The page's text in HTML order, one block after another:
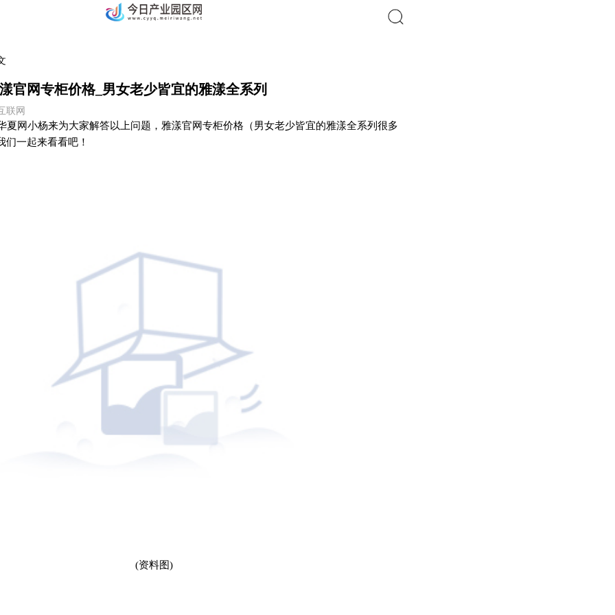
官网专柜价格_男女老少皆宜的雅漾全系列
联网
夏网小杨来为大家解答以上问题，雅漾官网专柜价格（男女老少皆宜的雅漾全系列很多
们一起来看看吧！
(资料图)